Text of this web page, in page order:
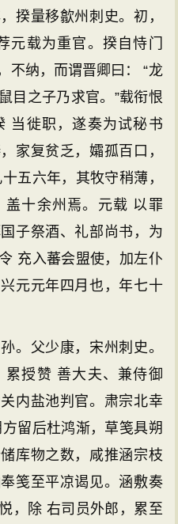
揆量移歙州刺史。初，
元载为重官。揆自恃门
不纳，而谓晋卿曰： “龙
目之子乃求官。”载衔恨
当徙职，遂奏为试秘书
家复贫乏，孀孤百口，
五六年，其牧守稍薄，
盖十余州焉。元载 以罪
子祭酒、礼部尚书，为
充入蕃会盟使，加左仆
元元年四月也，年七十
父少康，宋州刺史。
授赞 善大夫、兼侍御
内盐池判官。肃宗北幸
留后杜鸿渐，草笺具朔
库物之数，咸推涵宗枝
笺至平凉谒见。涵敷奏
，除 右司员外郎，累至